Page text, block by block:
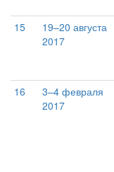
15
19–20 августа
2017
16
3–4 февраля
2017